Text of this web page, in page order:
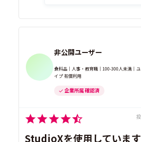
非公開ユーザー
食料品｜人事・教育職｜100-300人未満｜
イプ 有償利用
企業所属 確認済
StudioXを使用しています